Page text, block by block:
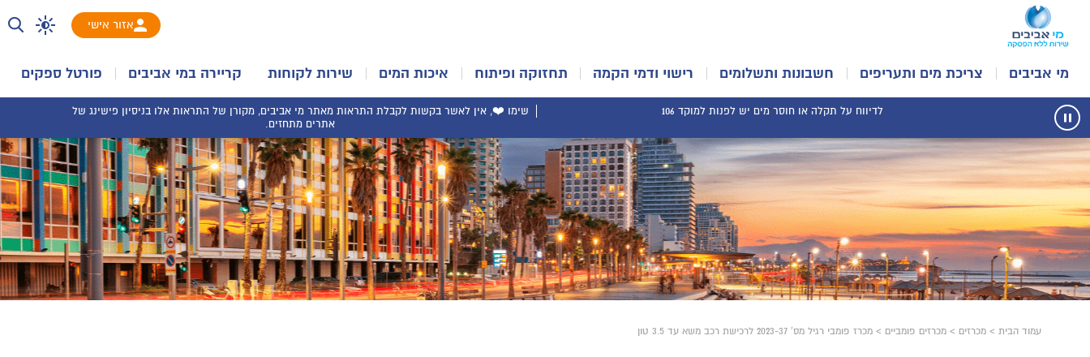
מי אביבים צריכת מים ותעריפים חשבונות ותשלומים רישוי ודמי הקמה תחזוקה ופיתוח איכות המים שירות לקוחות קריירה במי אביבים פורטל ספקים
אזור אישי
עצור
תנועת
רכיב
הודעות
לדיווח על תקלה או חוסר מים יש לפנות למוקד 106
שימו ❤️, אין לאשר בקשות לקבלת התראות מאתר מי אביבים, מקורן של התראות אלו בניסיון פישינג של
אתרים מתחזים.
עמוד הבית > מכרזים > מכרזים פומביים > מכרז פומבי רגיל מס' 2023-37 לרכישת רכב משא עד 3.5 טון